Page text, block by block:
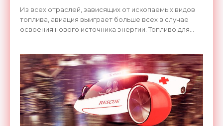
Из всех отраслей, зависящих от ископаемых видов
топлива, авиация выиграет больше всех в случае
освоения нового источника энергии. Топливо для